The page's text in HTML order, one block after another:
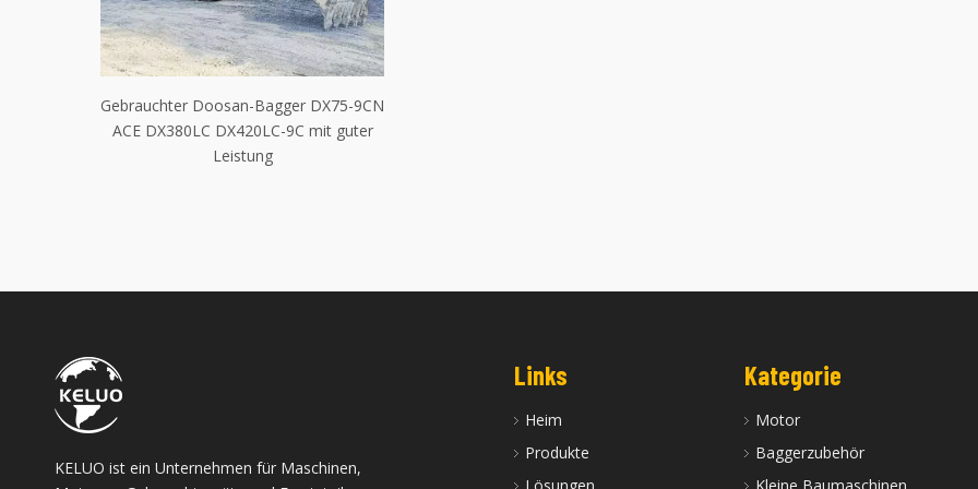
Gebrauchter Doosan-Bagger DX75-9CN
ACE DX380LC DX420LC-9C mit guter
Leistung
KELUO ist ein Unternehmen für Maschinen,
Links
Heim
Produkte
Kategorie
Motor
Baggerzubehör